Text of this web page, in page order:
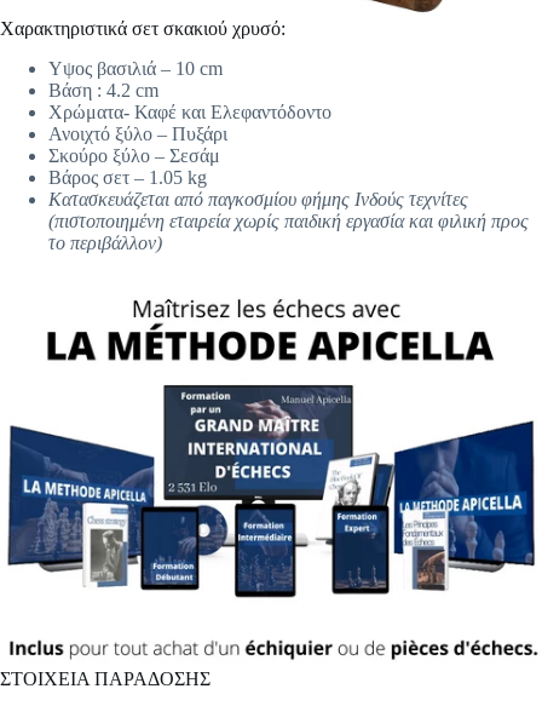
Χαρακτηριστικά σετ σκακιού χρυσό:
Υψος βασιλιά – 10 cm
Βάση : 4.2 cm
Χρώματα- Καφέ και Ελεφαντόδοντο
Ανοιχτό ξύλο – Πυξάρι
Σκούρο ξύλο – Σεσάμ
Βάρος σετ – 1.05 kg
Κατασκευάζεται από παγκοσμίου φήμης Ινδούς τεχνίτες
(πιστοποιημένη εταιρεία χωρίς παιδική εργασία και φιλική προς
το περιβάλλον)
ΣΤΟΙΧΕΙΑ ΠΑΡΑΔΟΣΗΣ